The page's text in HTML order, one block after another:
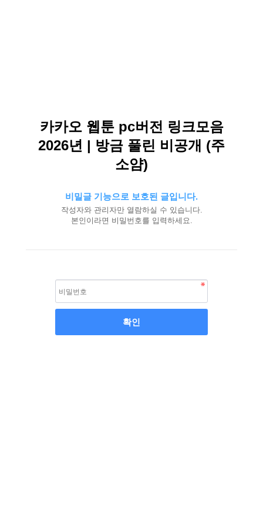
카카오 웹툰 pc버전 링크모음
2026년 | 방금 풀린 비공개 (주
소얌)
비밀글 기능으로 보호된 글입니다.
작성자와 관리자만 열람하실 수 있습니다.
본인이라면 비밀번호를 입력하세요.